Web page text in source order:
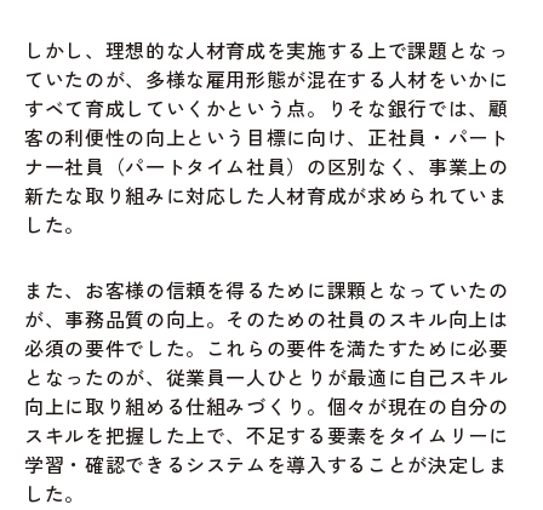
しかし、理想的な人材育成を実施する上で課題となっ
ていたのが、多様な雇用形態が混在する人材をいかに
すベて育成していくかという点。りそな銀行では、顧
客の利便性の向上という目標に向け、正社員・パート
ナ一社員（パ一トタイム社員）の区別なく、事業上の
新たな取り組みに対応した人材育成が求められていま
した。
また、お客様の信頼を得るために課顆となっていたの
が、事務品質の向上。そのための社員のスキル向上は
必須の要件でした。これらの要件を満たすために必要
となったのが、従業員一人ひとりが最適に自己スキル
向上に取り組める仕組みづくり。個々が現在の自分の
スキルを把握した上で、不足する要素をタイムリーに
学習・確認できるシステムを導入することが決定しま
した。